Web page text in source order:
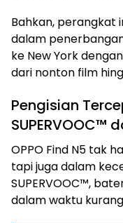
Bahkan, perangkat
dalam
ke New York
dari nonton film
Pengisian
SUPERVOOC™
OPPO Find N5 tak
tapi juga dalam
SUPERVOOC™,
dalam waktu